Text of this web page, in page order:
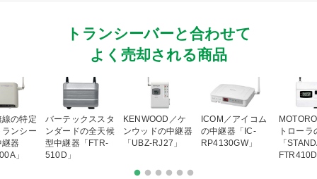
トランシーバーと合わせて
よく売却される商品
の特定
ンシー
継器
」
バーテックススタ
ンダードの全天候
型中継器「FTR-
510D」
KENWOOD／ケ
ンウッドの中継器
「UBZ-RJ27」
ICOM／アイコム
の中継器「IC-
RP4130GW」
トローラ
「